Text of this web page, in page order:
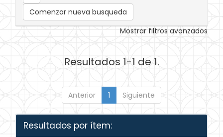
Comenzar nueva busqueda
Mostrar filtros avanzados
Resultados 1-1 de 1.
Anterior 1 Siguiente
Resultados por ítem: